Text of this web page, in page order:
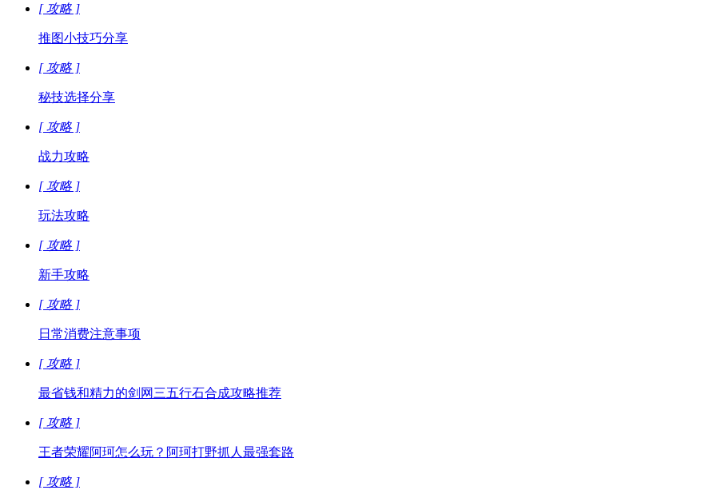
[ 攻略 ]
推图小技巧分享
[ 攻略 ]
秘技选择分享
[ 攻略 ]
战力攻略
[ 攻略 ]
玩法攻略
[ 攻略 ]
新手攻略
[ 攻略 ]
日常消费注意事项
[ 攻略 ]
最省钱和精力的剑网三五行石合成攻略推荐
[ 攻略 ]
王者荣耀阿珂怎么玩？阿珂打野抓人最强套路
[ 攻略 ]